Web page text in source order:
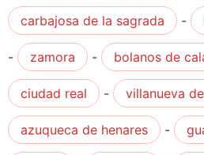
carbajosa de la sagrada -
- zamora - bolanos de
ciudad real - villanueva
azuqueca de henares -